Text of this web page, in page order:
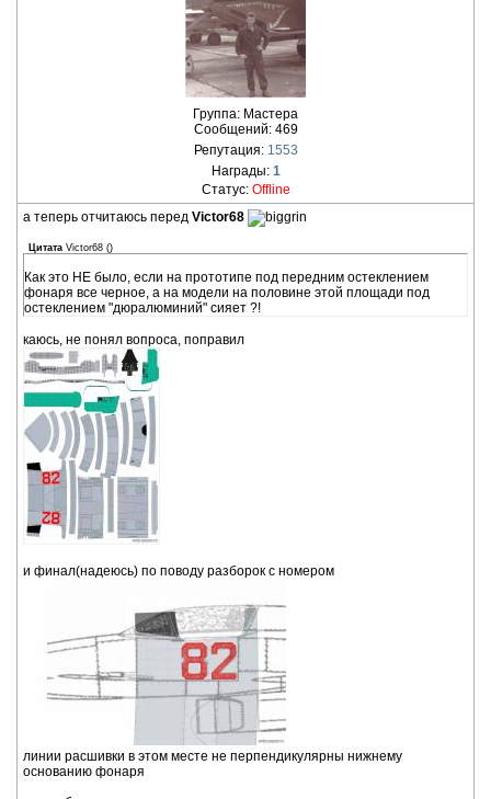
Группа: Мастера
Сообщений: 469
Репутация: 1553
Награды: 1
Статус: Offline
а теперь отчитаюсь перед Victor68
Цитата Victor68 ()
Как это НЕ было, если на прототипе под передним остеклением
фонаря все черное, а на модели на половине этой площади под
остеклением "дюралюминий" сияет ?!
каюсь, не понял вопроса, поправил
и финал(надеюсь) по поводу разборок с номером
линии расшивки в этом месте не перпендикулярны нижнему
основанию фонаря